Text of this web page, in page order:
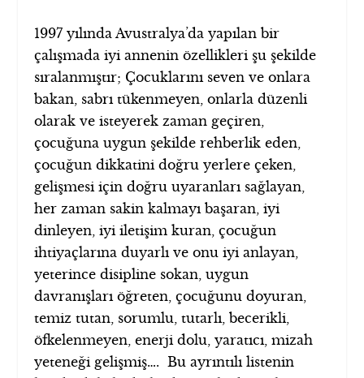
1997 yılında Avustralya’da yapılan bir
çalışmada iyi annenin özellikleri şu şekilde
sıralanmıştır; Çocuklarını seven ve onlara
bakan, sabrı tükenmeyen, onlarla düzenli
olarak ve isteyerek zaman geçiren,
çocuğuna uygun şekilde rehberlik eden,
çocuğun dikkatini doğru yerlere çeken,
gelişmesi için doğru uyaranları sağlayan,
her zaman sakin kalmayı başaran, iyi
dinleyen, iyi iletişim kuran, çocuğun
ihtiyaçlarına duyarlı ve onu iyi anlayan,
yeterince disipline sokan, uygun
davranışları öğreten, çocuğunu doyuran,
temiz tutan, sorumlu, tutarlı, becerikli,
öfkelenmeyen, enerji dolu, yaratıcı, mizah
yeteneği gelişmiş…. Bu ayrıntılı listenin